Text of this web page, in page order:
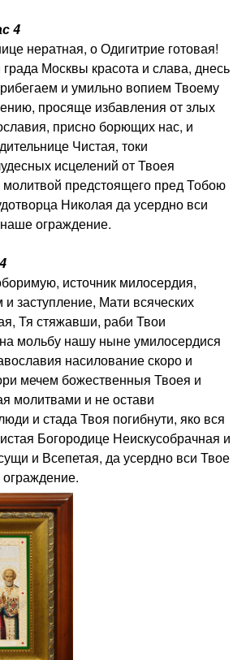
4
нератная, о Одигитрие готовая!
Москвы красота и слава, днесь
и умильно вопием Твоему
просяще избавления от злых
присно борющих нас, и
Чистая, токи
исцелений от Твоея
предстоящего пред Тобою
Николая да усердно вси
ограждение.
источник милосердия,
заступление, Мати всяческих
Тя стяжавши, раби Твои
мольбу нашу ныне умилосердися
насилование скоро и
мечем божественныя Твоея и
молитвами и не остави
и стада Твоя погибнути, яко вся
Богородице Неискусобрачная и
и Всепетая, да усердно вси Твое